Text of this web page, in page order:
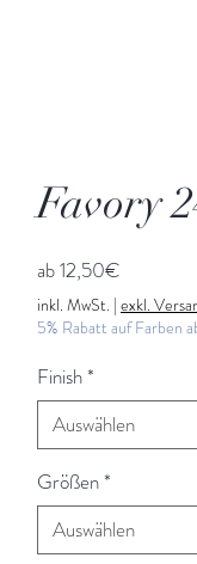
Favory
ab12,50€
Preis
inkl. MwSt. | exkl.
5% Rabatt auf Farben
Finish*
Auswählen
Größen*
Auswählen